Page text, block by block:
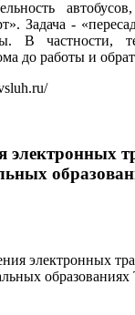
Задача -
В частности,
до работы и
электронных